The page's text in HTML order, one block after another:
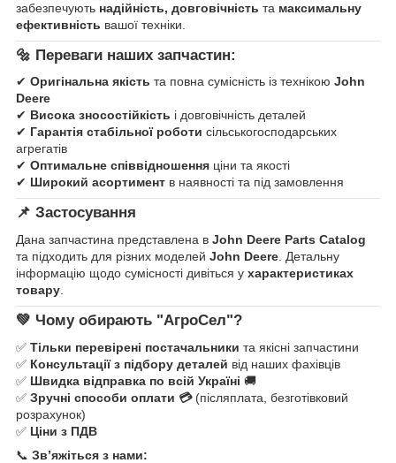
забезпечують надійність, довговічність та максимальну
ефективність вашої техніки.
🔩 Переваги наших запчастин:
✔ Оригінальна якість та повна сумісність із технікою John
Deere
✔ Висока зносостійкість і довговічність деталей
✔ Гарантія стабільної роботи сільськогосподарських
агрегатів
✔ Оптимальне співвідношення ціни та якості
✔ Широкий асортимент в наявності та під замовлення
📌 Застосування
Дана запчастина представлена в John Deere Parts Catalog
та підходить для різних моделей John Deere . Детальну
інформацію щодо сумісності дивіться у характеристиках
товару
💚 Чому обирають "АгроСел"?
✅ Тільки перевірені постачальники та якісні запчастини
✅ Консультації з підбору деталей від наших фахівців
✅ Швидка відправка по всій Україні 🚚
✅ Зручні способи оплати 💳(післяплата, безготівковий
розрахунок)
✅ Ціни з ПДВ
📞 Зв’яжіться з нами: